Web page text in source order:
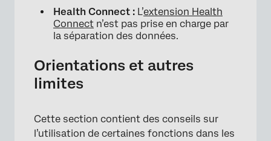
Health Connect : L’extension Health
Connect n’est pas prise en charge par
la séparation des données.
Orientations et autres
limites
Cette section contient des conseils sur
l’utilisation de certaines fonctions dans les